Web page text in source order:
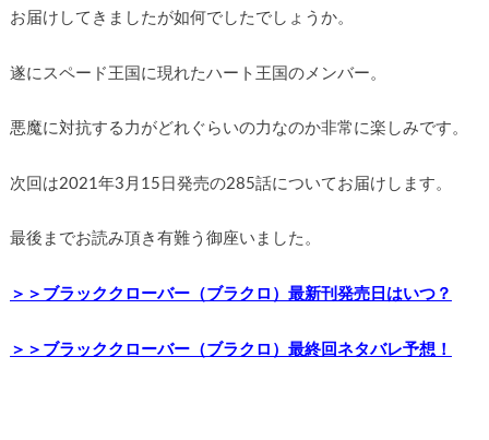
お届けしてきましたが如何でしたでしょうか。
遂にスペード王国に現れたハート王国のメンバー。
悪魔に対抗する力がどれぐらいの力なのか非常に楽しみです。
次回は2021年3月15日発売の285話についてお届けします。
最後までお読み頂き有難う御座いました。
＞＞ブラッククローバー（ブラクロ）最新刊発売日はいつ？
＞＞ブラッククローバー（ブラクロ）最終回ネタバレ予想！